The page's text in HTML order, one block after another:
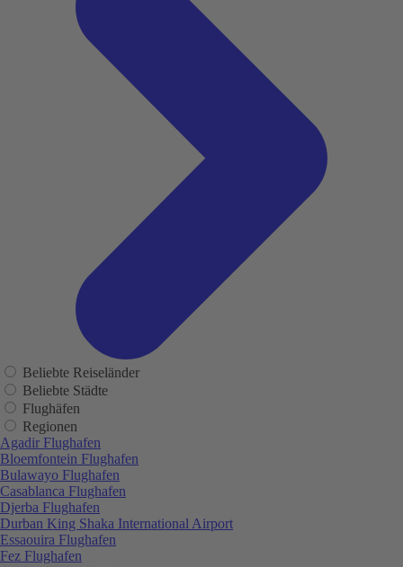
Beliebte Reiseländer
Beliebte Städte
Flughäfen
Regionen
Agadir Flughafen
Bloemfontein Flughafen
Bulawayo Flughafen
Casablanca Flughafen
Djerba Flughafen
Durban King Shaka International Airport
Essaouira Flughafen
Fez Flughafen